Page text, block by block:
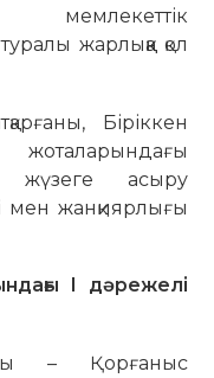
жарлыққа қол
Біріккен
жүзеге асыру
мен жанқиярлығы
I дәрежелі
– Қорғаныс